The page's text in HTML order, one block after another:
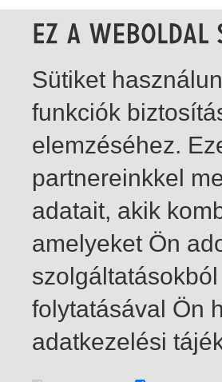
1-2 / összesen 2 találat
Sütiket
funkciók
elemzéséhez.
partnereinkkel
adatait, akik
amelyeket Ön
folytatásával Ön
adatkezelési